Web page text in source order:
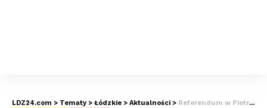
LDZ24.com > Tematy > Łódzkie > Aktualności > Referendum w Piotrkowie coraz bliżej! Ponad 6,3 tys. podpisów za odwołaniem prezydenta